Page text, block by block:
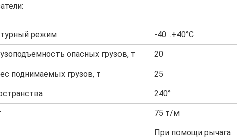
режим -40…+40°С
опасных грузов, т 20
поднимаемых грузов, т 25
240°
75 т/м
При помощи рычага